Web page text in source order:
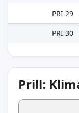
PRI 29
PRI 30
Prill: